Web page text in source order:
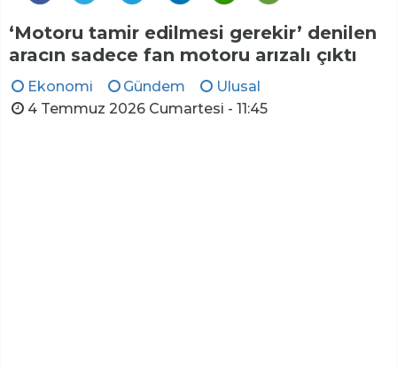
‘Motoru tamir edilmesi gerekir’ denilen
aracın sadece fan motoru arızalı çıktı
Ekonomi Gündem
Ulusal
4 Temmuz 2026 Cumartesi - 11:45